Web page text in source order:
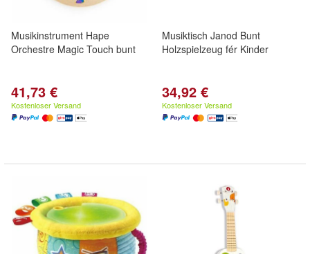
Musikinstrument Hape
Orchestre Magic Touch bunt
41,73 €
Kostenloser Versand
Musiktisch Janod Bunt
Holzspielzeug fér Kinder
34,92 €
Kostenloser Versand